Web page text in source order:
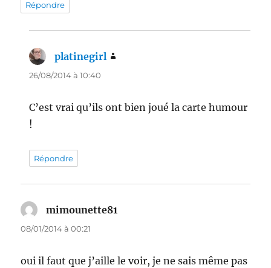
Répondre
platinegirl
26/08/2014 à 10:40
C’est vrai qu’ils ont bien joué la carte humour
!
Répondre
mimounette81
08/01/2014 à 00:21
oui il faut que j’aille le voir, je ne sais même pas